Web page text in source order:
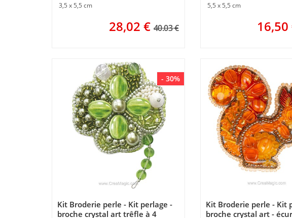
3,5 x 5,5 cm
28,02 € 40.03 €
5,5 x 5,5 cm
16,50
- 30%
Kit Broderie perle - Kit perlage -
broche crystal art trêfle à 4
Kit Broderie perle - Kit
broche crystal art -